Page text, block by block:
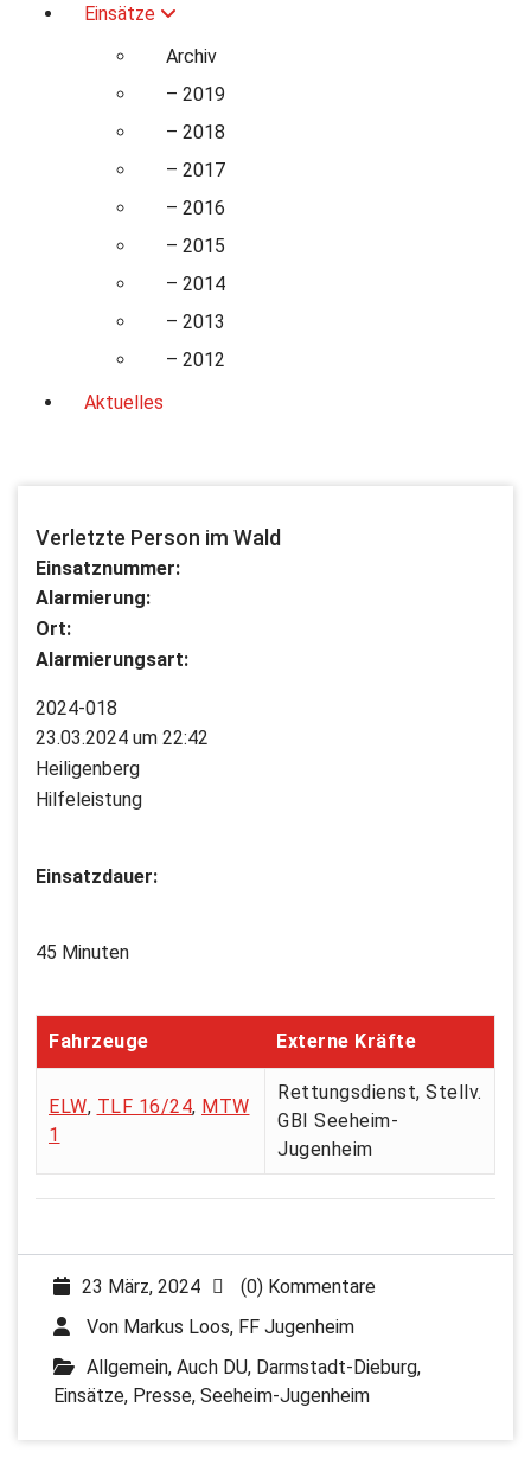
Einsätze
Archiv
– 2019
– 2018
– 2017
– 2016
– 2015
– 2014
– 2013
– 2012
Aktuelles
Verletzte Person im Wald
Einsatznummer:
Alarmierung:
Ort:
Alarmierungsart:
2024-018
23.03.2024 um 22:42
Heiligenberg
Hilfeleistung
Einsatzdauer:
45 Minuten
Fahrzeuge Externe Kräfte
ELW, TLF 16/24, MTW
1
Rettungsdienst, Stellv.
GBI Seeheim-
Jugenheim
23 März, 2024
(0) Kommentare
Von Markus Loos, FF Jugenheim
Allgemein, Auch DU, Darmstadt-Dieburg,
Einsätze, Presse, Seeheim-Jugenheim